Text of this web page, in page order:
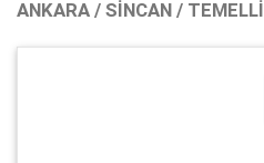
ANKARA / SINCAN / TEMELLI